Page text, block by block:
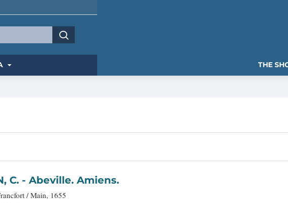
THE
MERIAN, C. - Abeville. Amiens.
/ Main, 1655